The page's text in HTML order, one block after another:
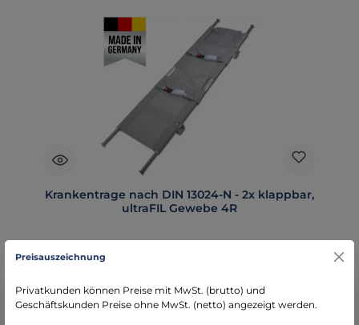
Krankentrage nach DIN 13024-N - 2x klappbar,
ultraFIL Gewebe 4R
Regulärer Preis:
303,81 €
Preisauszeichnung
Privatkunden können Preise mit MwSt. (brutto) und
Geschäftskunden Preise ohne MwSt. (netto) angezeigt werden.